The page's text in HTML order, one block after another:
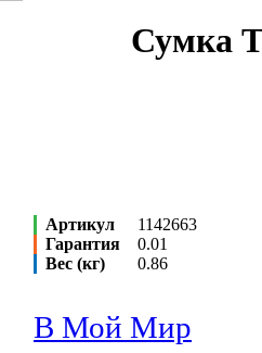
Сумка
Артикул
1142663
Гарантия
0.01
Вес (кг)
0.86
В Мой Мир